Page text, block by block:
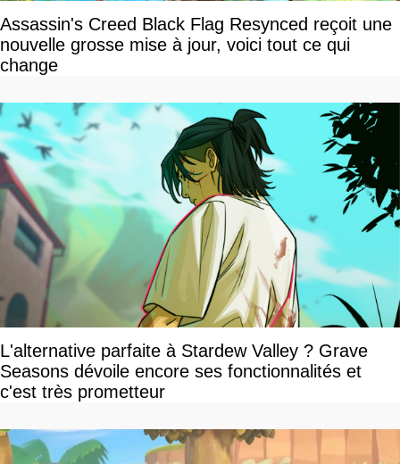
Assassin's Creed Black Flag Resynced reçoit une
nouvelle grosse mise à jour, voici tout ce qui
change
L'alternative parfaite à Stardew Valley ? Grave
Seasons dévoile encore ses fonctionnalités et
c'est très prometteur